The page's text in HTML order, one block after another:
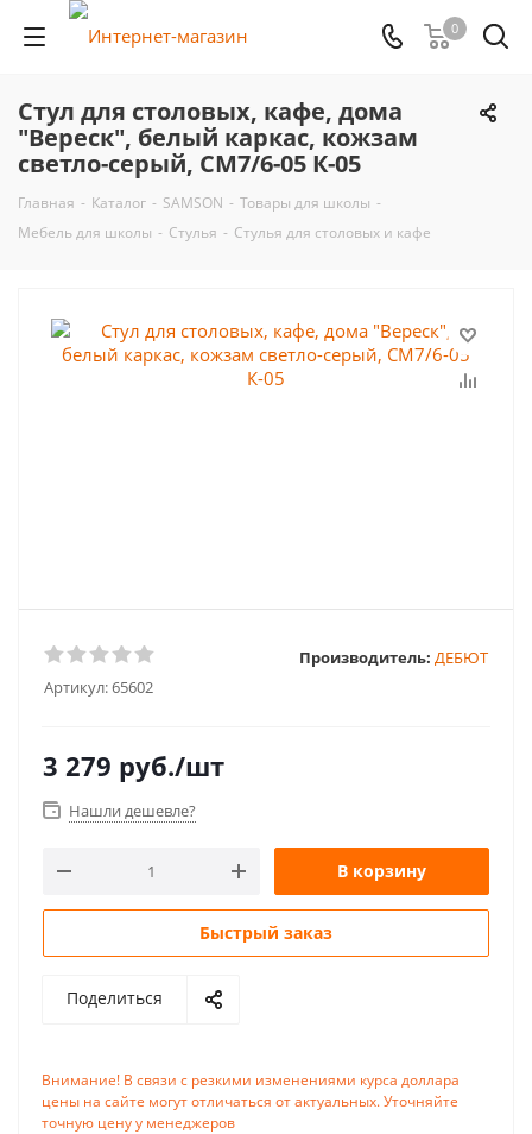
0
Стул для столовых, кафе, дома
"Вереск", белый каркас, кожзам
светло-серый, СМ7/6-05 К-05
Главная - Каталог - SAMSON - Товары для школы -
Мебель для школы - Стулья - Стулья для столовых и кафе
Артикул:65602
Производитель: ДЕБЮТ
3 279 руб./шт
Нашли дешевле?
В корзину
Быстрый заказ
Поделиться
Внимание! В связи с резкими изменениями курса доллара
цены на сайте могут отличаться от актуальных. Уточняйте
точную цену у менеджеров